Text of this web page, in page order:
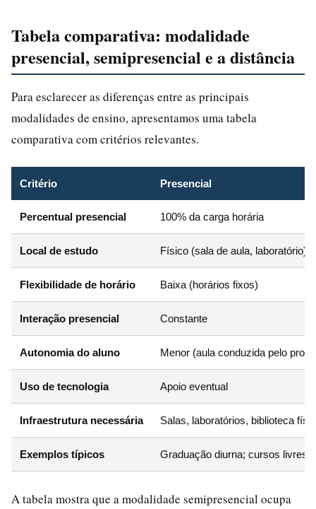
Tabela comparativa: modalidade
presencial, semipresencial e a distância
Para esclarecer as diferenças entre as principais
modalidades de ensino, apresentamos uma tabela
comparativa com critérios relevantes.
Critério Presencial
Percentual presencial 100% da carga horária
Local de estudo Físico (sala de aula, laboratório)
Flexibilidade de horário Baixa (horários fixos)
Interação presencial Constante
Autonomia do aluno Menor (aula conduzida pelo
Uso de tecnologia Apoio eventual
Infraestrutura necessária Salas, laboratórios, biblioteca
Exemplos típicos Graduação diurna; cursos livres
A tabela mostra que a modalidade semipresencial ocupa